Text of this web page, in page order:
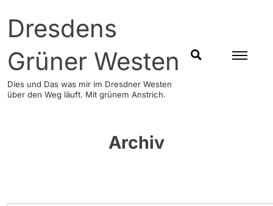
content
Dresdens
Grüner Westen
Dies und Das was mir im Dresdner Westen
über den Weg läuft. Mit grünem Anstrich.
SUCHEN
Archiv